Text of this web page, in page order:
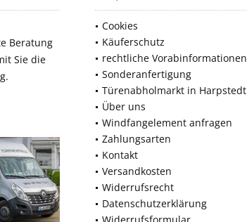
Beratung
Sie die
Cookies
Käuferschutz
rechtliche Vorabinformationen
Sonderanfertigung
Türenabholmarkt in Harpstedt
Über uns
Windfangelement anfragen
Zahlungsarten
Kontakt
Versandkosten
Widerrufsrecht
Datenschutzerklärung